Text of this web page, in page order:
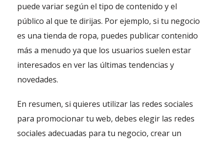
puede variar según el tipo de contenido y el
público al que te dirijas. Por ejemplo, si tu negocio
es una tienda de ropa, puedes publicar contenido
más a menudo ya que los usuarios suelen estar
interesados en ver las últimas tendencias y
novedades.
En resumen, si quieres utilizar las redes sociales
para promocionar tu web, debes elegir las redes
sociales adecuadas para tu negocio, crear un